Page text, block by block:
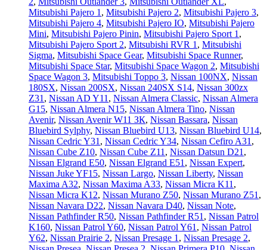
Mitsubishi Pajero 1 , Mitsubishi Pajero 2, Mitsubishi Pajero 3,
Mitsubishi Pajero 4, Mitsubishi Pajero IO, Mitsubishi Pajero
Mini, Mitsubishi Pajero Pinin, Mitsubishi Pajero Sport 1 ,
Mitsubishi Pajero Sport 2, Mitsubishi RVR 1 , Mitsubishi
Sigma, Mitsubishi Space Gear, Mitsubishi Space Runner,
Mitsubishi Space Star, Mitsubishi Space Wagon 2, Mitsubishi
Space Wagon 3, Mitsubishi Toppo 3, Nissan 100NX, Nissan
180SX, Nissan 200SX, Nissan 240SX S14, Nissan 300zx
Z31 , Nissan AD Y11 , Nissan Almera Classic, Nissan Almera
G15, Nissan Almera N15, Nissan Almera Tino, Nissan
Avenir, Nissan Avenir W11 ЗК, Nissan Bassara, Nissan
Bluebird Sylphy, Nissan Bluebird U13, Nissan Bluebird U14,
Nissan Cedric Y31 , Nissan Cedric Y34, Nissan Cefiro A31 ,
Nissan Cube Z10, Nissan Cube Z11 , Nissan Datsun D21 ,
Nissan Elgrand E50, Nissan Elgrand E51 , Nissan Expert,
Nissan Juke YF15, Nissan Largo, Nissan Liberty, Nissan
Maxima A32, Nissan Maxima A33, Nissan Micra K11 ,
Nissan Micra K12, Nissan Murano Z50, Nissan Murano Z51 ,
Nissan Navara D22, Nissan Navara D40, Nissan Note,
Nissan Pathfinder R50, Nissan Pathfinder R51 , Nissan Patrol
K160, Nissan Patrol Y60, Nissan Patrol Y61 , Nissan Patrol
Y62, Nissan Prairie 2, Nissan Presage 1 , Nissan Presage 2,